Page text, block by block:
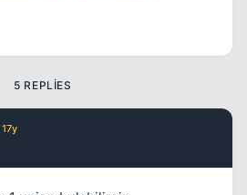
5 REPLIES
17y